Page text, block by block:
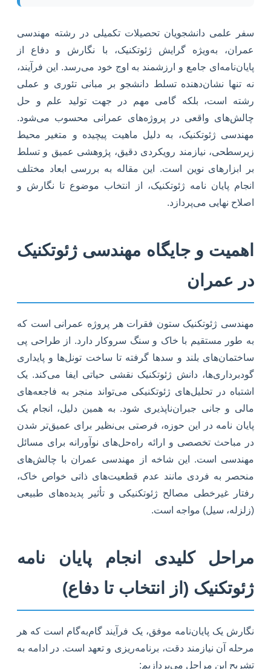
سفر علمی دانشجویان تحصیلات تکمیلی در رشته مهندسی
عمران، به‌ویژه گرایش ژئوتکنیک، با نگارش و دفاع از
پایان‌نامه‌ای جامع و ارزشمند به اوج خود می‌رسد. این فرآیند،
نه تنها نشان‌دهنده تسلط دانشجو بر مبانی تئوری و عملی
رشته است، بلکه گامی مهم در جهت تولید علم و حل
چالش‌های واقعی در پروژه‌های عمرانی محسوب می‌شود.
مهندسی ژئوتکنیک، به دلیل ماهیت پیچیده و متغیر محیط
زیرسطحی، نیازمند رویکردی دقیق، پژوهشی عمیق و تسلط
بر ابزارهای نوین است. این مقاله به بررسی ابعاد مختلف
انجام پایان نامه ژئوتکنیک، از انتخاب موضوع تا نگارش و
اصلاح نهایی می‌پردازد.
اهمیت و جایگاه مهندسی ژئوتکنیک
در عمران
مهندسی ژئوتکنیک ستون فقرات هر پروژه عمرانی است که
به طور مستقیم با خاک و سنگ سروکار دارد. از طراحی پی
ساختمان‌های بلند و سدها گرفته تا ساخت تونل‌ها و پایداری
گودبرداری‌ها، دانش ژئوتکنیک نقشی حیاتی ایفا می‌کند. یک
اشتباه در تحلیل‌های ژئوتکنیکی می‌تواند منجر به فاجعه‌های
مالی و جانی جبران‌ناپذیری شود. به همین دلیل، انجام یک
پایان نامه در این حوزه، فرصتی بی‌نظیر برای عمیق‌تر شدن
در مباحث تخصصی و ارائه راه‌حل‌های نوآورانه برای مسائل
مهندسی است. این شاخه از مهندسی عمران با چالش‌های
منحصر به فردی مانند عدم قطعیت‌های ذاتی خواص خاک،
رفتار غیرخطی مصالح ژئوتکنیکی و تأثیر پدیده‌های طبیعی
(زلزله، سیل) مواجه است.
مراحل کلیدی انجام پایان نامه
ژئوتکنیک (از انتخاب تا دفاع)
نگارش یک پایان‌نامه موفق، یک فرآیند گام‌به‌گام است که هر
مرحله آن نیازمند دقت، برنامه‌ریزی و تعهد است. در ادامه به
تشریح این مراحل می‌پردازیم: